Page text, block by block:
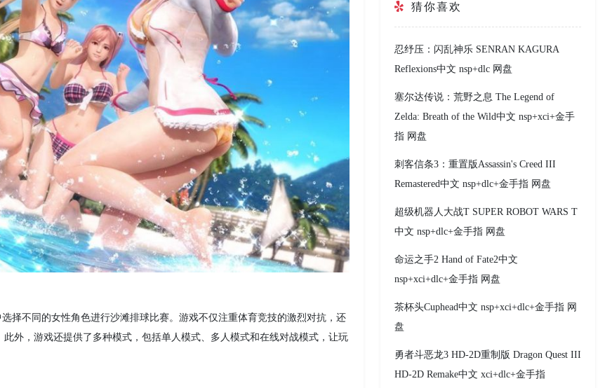
择不同的女性角色进行沙滩排球比赛。游戏不仅注重体育竞技的激烈对抗，还
外，游戏还提供了多种模式，包括单人模式、多人模式和在线对战模式，让玩
猜你喜欢
忍纾压：闪乱神乐 SENRAN KAGURA
Reflexions中文 nsp+dlc 网盘
塞尔达传说：荒野之息 The Legend of
Zelda: Breath of the Wild中文 nsp+xci+金手
指 网盘
刺客信条3：重置版Assassin's Creed III
Remastered中文 nsp+dlc+金手指 网盘
超级机器人大战T SUPER ROBOT WARS T
中文 nsp+dlc+金手指 网盘
命运之手2 Hand of Fate2中文
nsp+xci+dlc+金手指 网盘
茶杯头Cuphead中文 nsp+xci+dlc+金手指 网
盘
勇者斗恶龙3 HD-2D重制版 Dragon Quest III
HD-2D Remake中文 xci+dlc+金手指